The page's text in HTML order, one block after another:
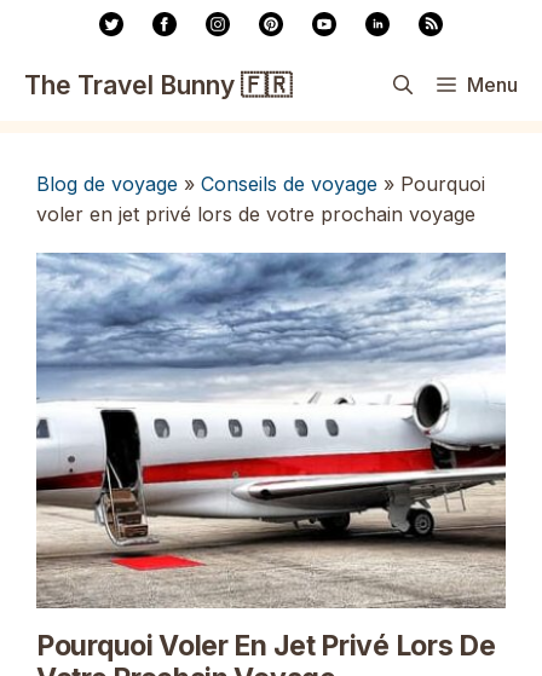
contenu
The Travel Bunny 🇫🇷 Menu
Blog de voyage » Conseils de voyage » Pourquoi
voler en jet privé lors de votre prochain voyage
Pourquoi Voler En Jet Privé Lors De